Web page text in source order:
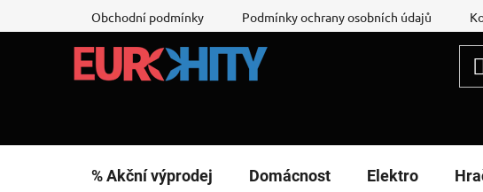
na
Obchodní podmínky Podmínky ochrany osobních údajů
% Akční výprodej Domácnost Elektro